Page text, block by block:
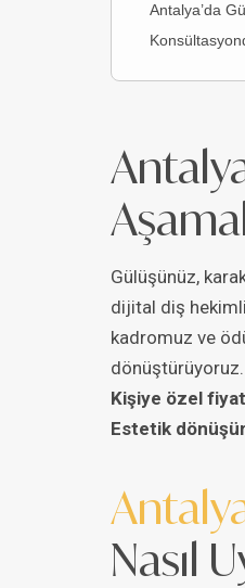
Antalya’da
Gülüşünüz,
dijital diş
kadromuz ve
dönüştürüyoruz.
Kişiye özel
Estetik
Nasıl